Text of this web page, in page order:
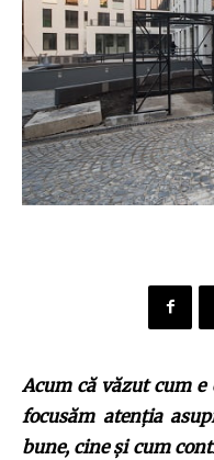
Acum că văzut cum
focusăm atenţia
bune, cine şi cum